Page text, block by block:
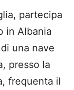
partecipa
in Albania
una nave
presso la
frequenta il